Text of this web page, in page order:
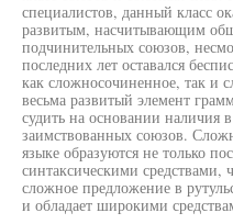
специалистов, данный класс
развитым, насчитывающим
подчинительных союзов,
последних лет оставался
как сложносочиненное, так и
весьма развитый элемент
судить на основании наличия
заимствованных союзов.
языке образуются не только
синтаксическими средствами,
сложное предложение в
и обладает широкими